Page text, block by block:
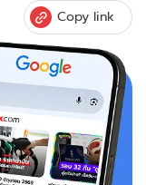
Copy link